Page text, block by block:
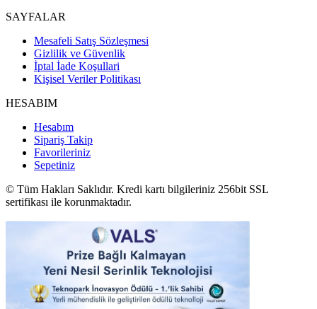
SAYFALAR
Mesafeli Satış Sözleşmesi
Gizlilik ve Güvenlik
İptal İade Koşullari
Kişisel Veriler Politikası
HESABIM
Hesabım
Sipariş Takip
Favorileriniz
Sepetiniz
© Tüm Hakları Saklıdır. Kredi kartı bilgileriniz 256bit SSL
sertifikası ile korunmaktadır.